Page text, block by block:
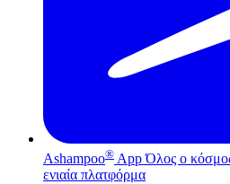
Ashampoo® App Όλος ο
ενιαία πλατφόρμα